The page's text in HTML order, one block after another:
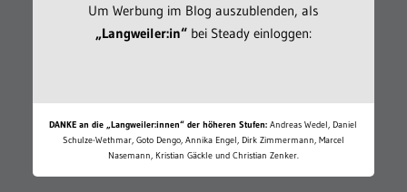
Um Werbung im Blog auszublenden, als
„Langweiler:in“bei Steady einloggen:
DANKE an die „Langweiler:innen“ der höheren Stufen: Andreas Wedel, Daniel
Schulze-Wethmar, Goto Dengo, Annika Engel, Dirk Zimmermann, Marcel
Nasemann, Kristian Gäckle und Christian Zenker.